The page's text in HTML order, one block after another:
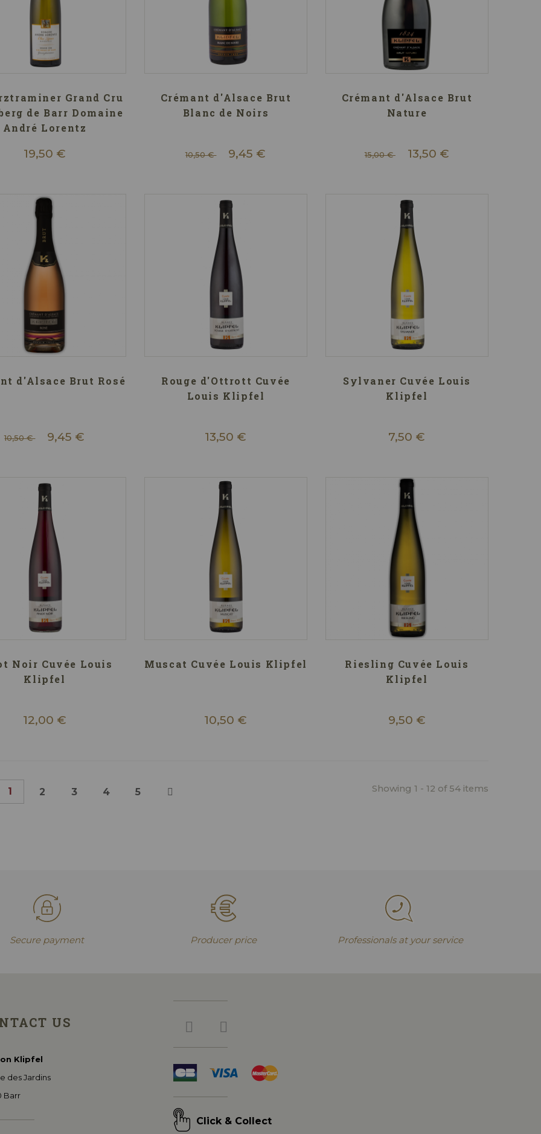
Grand Cru
de Barr Domaine
André Lorentz
19,50 €
Crémant d'Alsace Brut
Blanc de Noirs
10,50 € 9,45 €
Crémant d'Alsace Brut
Nature
15,00 € 13,50 €
d'Alsace Brut Rosé
10,50 € 9,45 €
Rouge d'Ottrott Cuvée
Louis Klipfel
13,50 €
Sylvaner Cuvée Louis
Klipfel
7,50 €
Noir Cuvée Louis
Klipfel
12,00 €
Muscat Cuvée Louis Klipfel
10,50 €
Riesling Cuvée Louis
Klipfel
9,50 €
1 2 3 4 5 Showing 1 - 12 of 54 items
Secure payment Producer price Professionals at your service
US
Klipfel
des Jardins
Barr
Click & Collect